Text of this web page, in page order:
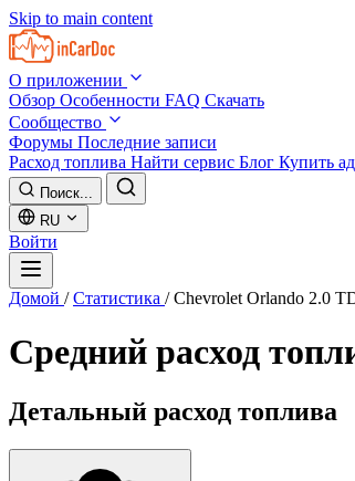
Skip to main content
О приложении
Обзор Особенности FAQ Скачать
Сообщество
Форумы Последние записи
Расход топлива Найти сервис Блог Купить
Поиск...
RU
Войти
Домой / Статистика / Chevrolet Orlando 2.0
Средний расход
Детальный расход топлива